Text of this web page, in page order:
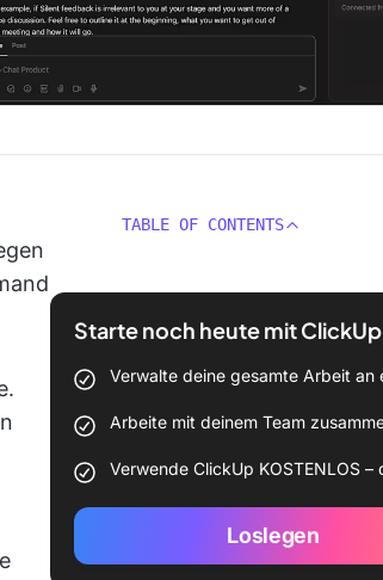
TABLE OF CONTENTS
Starte noch heute mit ClickUp
Verwalte deine gesamte Arbeit an
Arbeite mit deinem Team
Verwende ClickUp KOSTENLOS –
Loslegen